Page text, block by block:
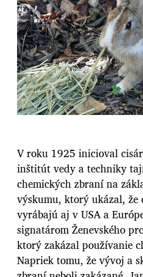
V roku 1925 inicioval
inštitút vedy a techniky
chemických zbraní na
výskumu, ktorý ukázal, že
vyrábajú aj v USA a
signatárom Ženevského
ktorý zakázal používanie
Napriek tomu, že vývoj a